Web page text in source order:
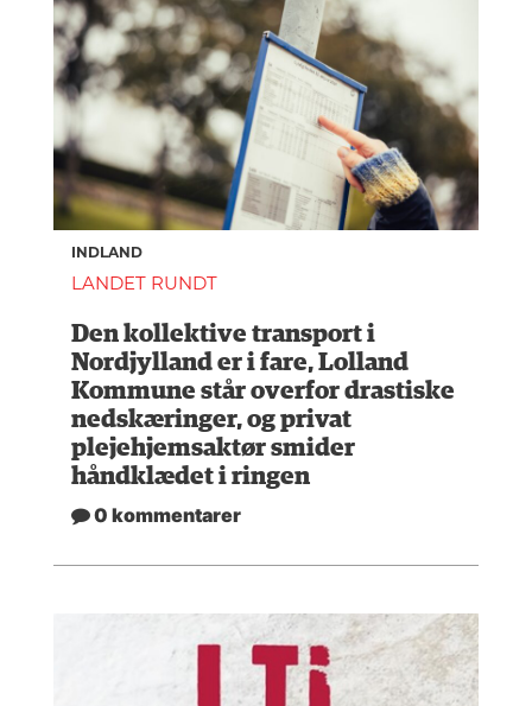
INDLAND
LANDET RUNDT
Den kollektive transport i
Nordjylland er i fare, Lolland
Kommune står overfor drastiske
nedskæringer, og privat
plejehjemsaktør smider
håndklædet i ringen
0 kommentarer